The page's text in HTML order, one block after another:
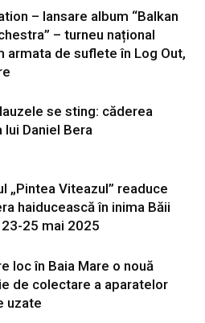
– lansare album “Balkan
– turneu național
armata de suflete în Log Out,
se sting: căderea
lui Daniel Bera
„Pintea Viteazul” readuce
haiducească în inima Băii
25 mai 2025
loc în Baia Mare o nouă
de colectare a aparatelor
uzate